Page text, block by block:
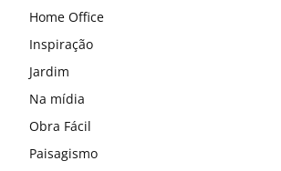
Home Office
Inspiração
Jardim
Na mídia
Obra Fácil
Paisagismo